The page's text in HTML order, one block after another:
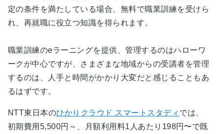
定の条件を満たしている場合、無料で職業訓練を受けら
れ、再就職に役立つ知識を得られます。
職業訓練のeラーニングを提供、管理するのはハローワ
ークが中心ですが、さまざまな地域からの受講者を管理
するのは、人手と時間がかかり大変だと感じることもあ
るはずです。
NTT東日本のひかりクラウド スマートスタディ では、
初期費用5,500円～、月額利用料1人あたり198円〜で既